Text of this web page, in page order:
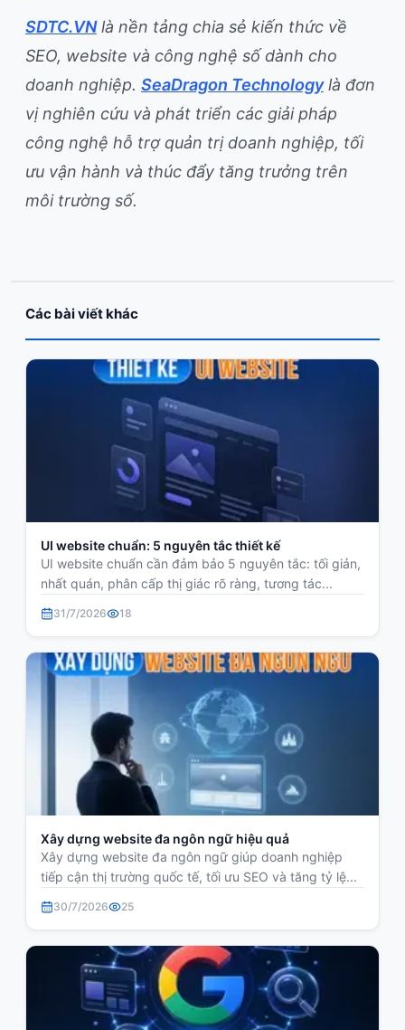
SDTC.VNlà nền tảng chia sẻ kiến thức về
SEO, website và công nghệ số dành cho
doanh nghiệp. SeaDragon Technologylà đơn
vị nghiên cứu và phát triển các giải pháp
công nghệ hỗ trợ quản trị doanh nghiệp, tối
ưu vận hành và thúc đẩy tăng trưởng trên
môi trường số.
Các bài viết khác
UI website chuẩn: 5 nguyên tắc thiết kế
UI website chuẩn cần đảm bảo 5 nguyên tắc: tối giản,
nhất quán, phân cấp thị giác rõ ràng, tương tác...
31/7/2026 18
Xây dựng website đa ngôn ngữ hiệu quả
Xây dựng website đa ngôn ngữ giúp doanh nghiệp
tiếp cận thị trường quốc tế, tối ưu SEO và tăng tỷ lệ...
30/7/2026 25